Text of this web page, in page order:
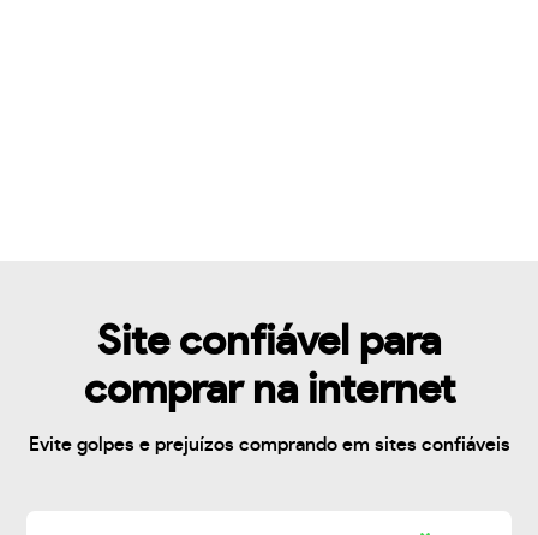
Site confiável para
comprar na internet
Evite golpes e prejuízos comprando em sites confiáveis